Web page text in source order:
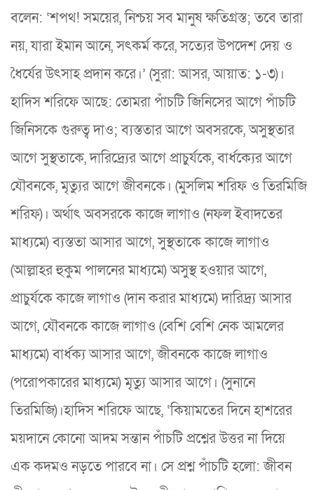
বলেন: ‘শপথ! সময়ের, নিশ্চয় সব মানুষ ক্ষতিগ্রস্ত; তবে তারা
নয়, যারা ইমান আনে, সৎকর্ম করে, সত্যের উপদেশ দেয় ও
ধৈর্যের উৎসাহ প্রদান করে।’ (সুরা: আসর, আয়াত: ১-৩)।
হাদিস শরিফে আছে: তোমরা পাঁচটি জিনিসের আগে পাঁচটি
জিনিসকে গুরুত্ব দাও; ব্যস্ততার আগে অবসরকে, অসুস্থতার
আগে সুস্থতাকে, দারিদ্র্যের আগে প্রাচুর্যকে, বার্ধক্যের আগে
যৌবনকে, মৃত্যুর আগে জীবনকে। (মুসলিম শরিফ ও তিরমিজি
শরিফ)। অর্থাৎ অবসরকে কাজে লাগাও (নফল ইবাদতের
মাধ্যমে) ব্যস্ততা আসার আগে, সুস্থতাকে কাজে লাগাও
(আল্লাহর হুকুম পালনের মাধ্যমে) অসুস্থ হওয়ার আগে,
প্রাচুর্যকে কাজে লাগাও (দান করার মাধ্যমে) দারিদ্র্য আসার
আগে, যৌবনকে কাজে লাগাও (বেশি বেশি নেক আমলের
মাধ্যমে) বার্ধক্য আসার আগে, জীবনকে কাজে লাগাও
(পরোপকারের মাধ্যমে) মৃত্যু আসার আগে। (সুনানে
তিরমিজি)।হাদিস শরিফে আছে, ‘কিয়ামতের দিনে হাশরের
ময়দানে কোনো আদম সন্তান পাঁচটি প্রশ্নের উত্তর না দিয়ে
এক কদমও নড়তে পারবে না। সে প্রশ্ন পাঁচটি হলো: জীবন